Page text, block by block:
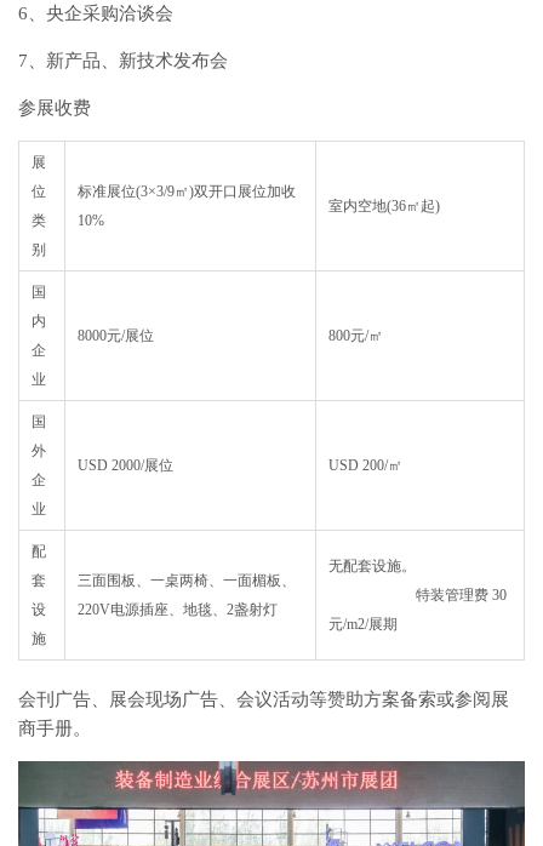
6、央企采购洽谈会
7、新产品、新技术发布会
参展收费
展
位
类
别
标准展位(3×3/9㎡)双开口展位加收
10%
室内空地(36㎡起)
国
内
企
业
8000元/展位 800元/㎡
国
外
企
业
USD 2000/展位 USD 200/㎡
配
套
设
施
三面围板、一桌两椅、一面楣板、
220V电源插座、地毯、2盏射灯
无配套设施。
特装管理费 30
元/m2/展期
会刊广告、展会现场广告、会议活动等赞助方案备索或参阅展
商手册。